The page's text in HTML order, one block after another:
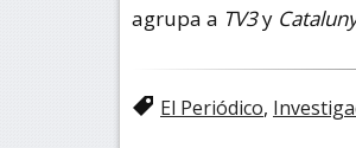
agrupa a TV3y
El Periódico,